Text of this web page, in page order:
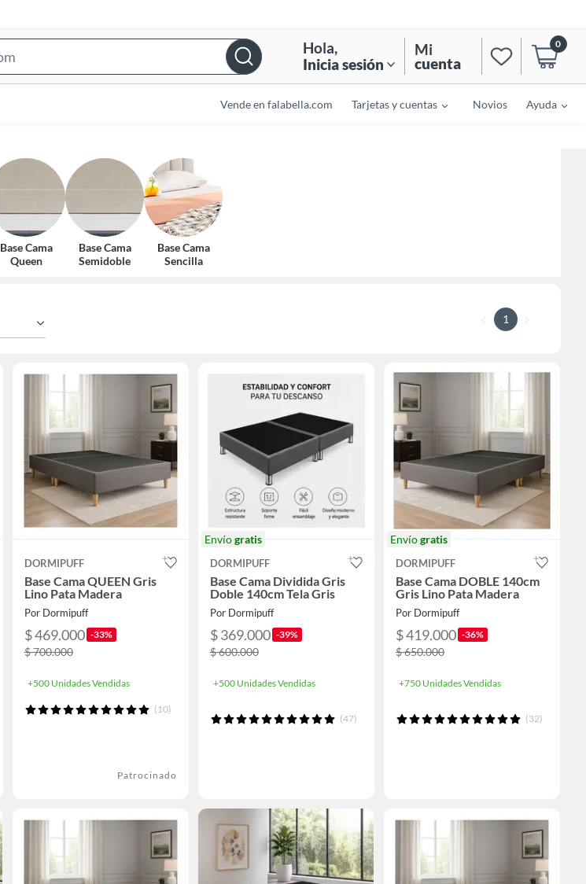
Bar
Hola,
Inicia sesión
Mi
cuenta
0
Vende en falabella.com Tarjetas y cuentas Novios Ayuda
Base Cama
Queen
Base Cama
Semidoble
Base Cama
Sencilla
1
DORMIPUFF
Base Cama QUEEN Gris
Lino Pata Madera
Por Dormipuff
$ 469.000 -33%
$ 700.000
+500 Unidades Vendidas
(10)
Patrocinado
Envíogratis
DORMIPUFF
Base Cama Dividida Gris
Doble 140cm Tela Gris
Por Dormipuff
$ 369.000 -39%
$ 600.000
+500 Unidades Vendidas
(47)
Envíogratis
DORMIPUFF
Base Cama DOBLE 140cm
Gris Lino Pata Madera
Por Dormipuff
$ 419.000 -36%
$ 650.000
+750 Unidades Vendidas
(32)